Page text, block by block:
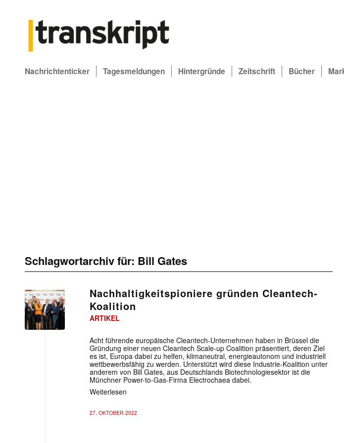
Nachrichtenticker Tagesmeldungen Hintergründe Zeitschrift Bücher
Schlagwortarchiv für: Bill Gates
Nachhaltigkeitspioniere gründen Cleantech-
Koalition
ARTIKEL
Acht führende europäische Cleantech-Unternehmen haben in Brüssel die
Gründung einer neuen Cleantech Scale-up Coalition präsentiert, deren Ziel
es ist, Europa dabei zu helfen, klimaneutral, energieautonom und industriell
wettbewerbsfähig zu werden. Unterstützt wird diese Industrie-Koalition unter
anderem von Bill Gates, aus Deutschlands Biotechnologiesektor ist die
Münchner Power-to-Gas-Firma Electrochaea dabei.
Weiterlesen
27. OKTOBER 2022